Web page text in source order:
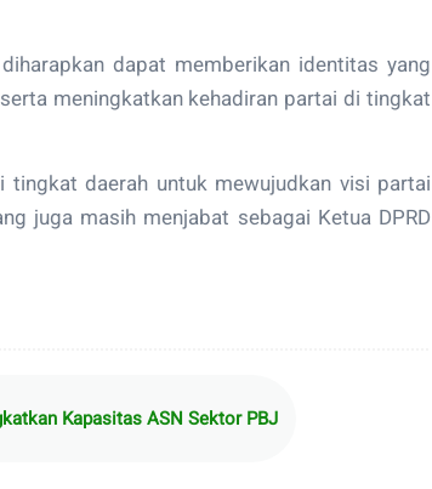
dapat memberikan identitas yang
meningkatkan kehadiran partai di tingkat
daerah untuk mewujudkan visi partai
juga masih menjabat sebagai Ketua DPRD
Kapasitas ASN Sektor PBJ